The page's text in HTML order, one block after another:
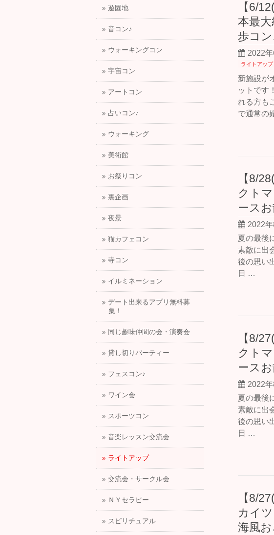
【6/
本最
歩コ
2022年
ライトアップ
新施設が
ットです
れる方も
で通常の
【8/
クト
ース
2022
夏の最後
素敵に出
後の思い
日 …
【8/
クト
ース
2022
夏の最後
素敵に出
後の思い
日 …
【8/
カイ
海風
遊園地
音コン♪
ウォーキングコン
宇宙コン
アートコン
占いコン♪
ウォーキング
美術館
お祭りコン
裏企画
夜景
猫カフェコン
寺コン
イルミネーション
デート出来るアプリ無料募
集！
同じ趣味仲間の会・演奏会
貸し切りパーティー
フェスコン♪
ワイン会
スポーツコン
音楽レッスン交流会
ライトアップ
交流会・サークル会
ＮＹセラピー
スピリチュアル